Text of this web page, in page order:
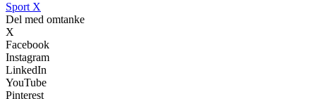
Sport X
Del med omtanke
X
Facebook
Instagram
LinkedIn
YouTube
Pinterest